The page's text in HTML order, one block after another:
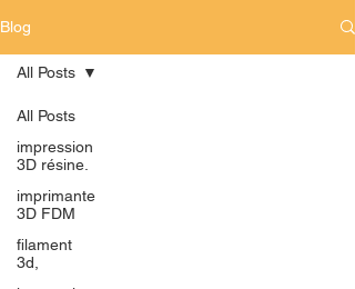
Blog
All Posts
impression
3D résine.
imprimante
3D FDM
filament
3d,
All Posts